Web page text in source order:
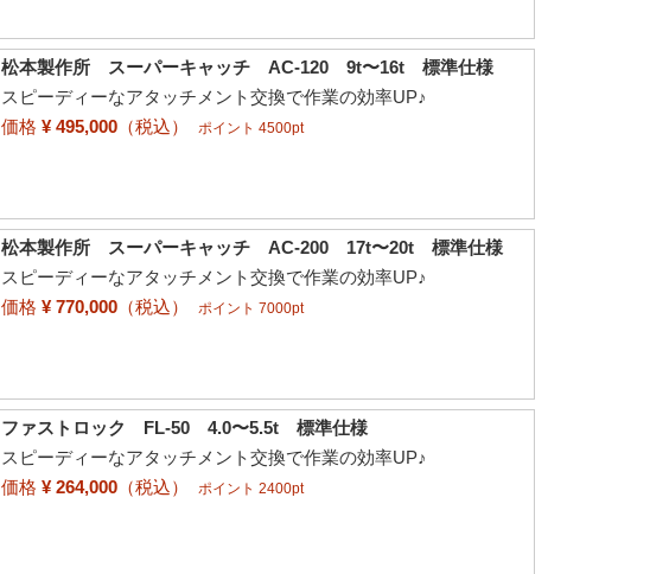
松本製作所 スーパーキャッチ AC-120 9t〜16t 標準仕様
スピーディーなアタッチメント交換で作業の効率UP♪
価格 ¥ 495,000 （税込） ポイント 4500pt
松本製作所 スーパーキャッチ AC-200 17t〜20t 標準仕様
スピーディーなアタッチメント交換で作業の効率UP♪
価格 ¥ 770,000 （税込） ポイント 7000pt
ファストロック FL-50 4.0〜5.5t 標準仕様
スピーディーなアタッチメント交換で作業の効率UP♪
価格 ¥ 264,000 （税込） ポイント 2400pt